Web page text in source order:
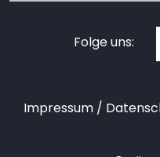
Folge uns:
Impressum